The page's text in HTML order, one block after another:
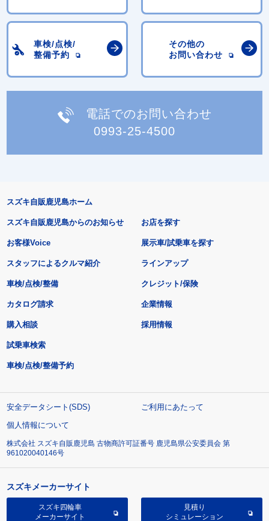
車検/点検/
整備予約
その他の
お問い合わせ
電話でのお問い合わせ
0993-25-4500
スズキ自販鹿児島ホーム
スズキ自販鹿児島からのお知らせ
お客様Voice
スタッフによるクルマ紹介
お店を探す
展示車/試乗車を探す
ラインアップ
車検/点検/整備 クレジット/保険
カタログ請求
購入相談
試乗車検索
車検/点検/整備予約
企業情報
採用情報
安全データシート(SDS)
ご利用にあたって
個人情報について
株式会社 スズキ自販鹿児島 古物商許可証番号 鹿児島県公安委員会 第
961020040146号
スズキメーカーサイト
スズキ四輪車
メーカーサイト
見積り
シミュレーション